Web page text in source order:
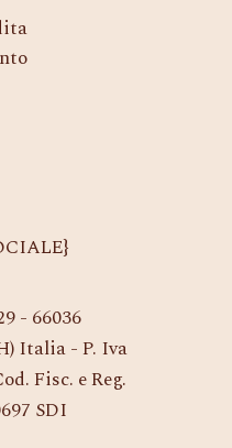
- 66036
Italia - P. Iva
Fisc. e Reg.
SDI